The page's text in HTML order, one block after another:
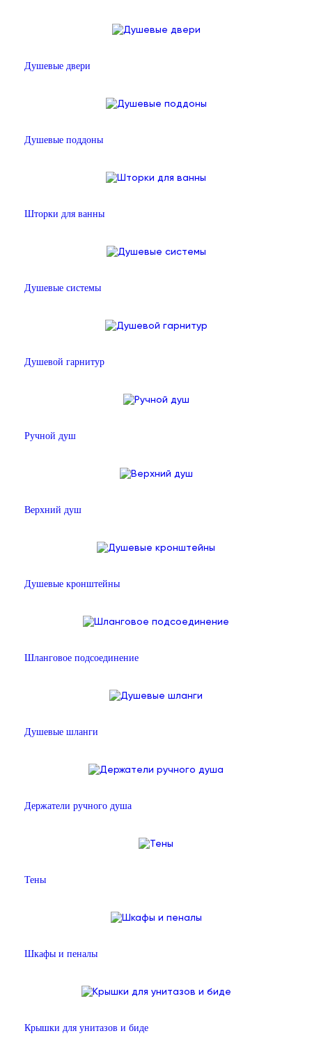
Душевые двери
Душевые поддоны
Шторки для ванны
Душевые системы
Душевой гарнитур
Ручной душ
Верхний душ
Душевые кронштейны
Шланговое подсоединение
Душевые шланги
Держатели ручного душа
Тены
Шкафы и пеналы
Крышки для унитазов и биде